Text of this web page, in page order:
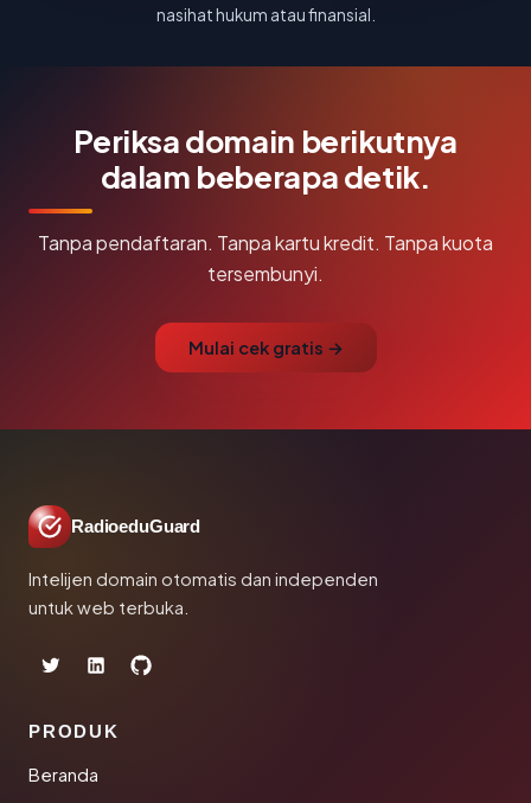
nasihat hukum atau finansial.
Periksa domain berikutnya
dalam beberapa detik.
Tanpa pendaftaran. Tanpa kartu kredit. Tanpa kuota
tersembunyi.
Mulai cek gratis →
RadioeduGuard
Intelijen domain otomatis dan independen
untuk web terbuka.
PRODUK
Beranda